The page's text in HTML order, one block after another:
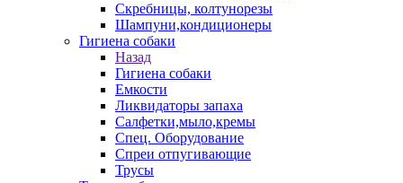
Скребницы, колтунорезы
Шампуни,кондиционеры
Гигиена собаки
Назад
Гигиена собаки
Емкости
Ликвидаторы запаха
Салфетки,мыло,кремы
Спец. Оборудование
Спреи отпугивающие
Трусы